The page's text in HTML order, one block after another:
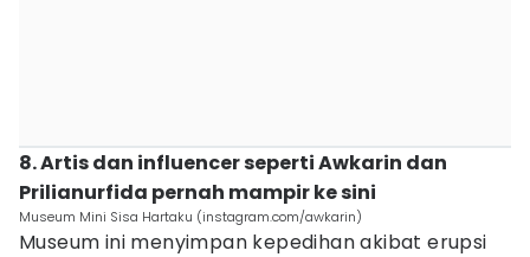
8. Artis dan influencer seperti Awkarin dan
Prilianurfida pernah mampir ke sini
Museum Mini Sisa Hartaku (instagram.com/awkarin)
Museum ini menyimpan kepedihan akibat erupsi